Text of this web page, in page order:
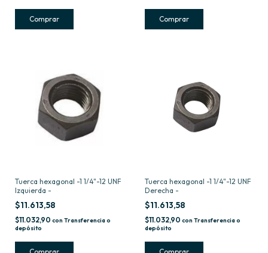
Tuerca hexagonal -1 1/4"-12 UNF
Izquierda -
$11.613,58
$11.032,90 con Transferencia o
depósito
Tuerca hexagonal -1 1/4"-12 UNF
Derecha -
$11.613,58
$11.032,90 con Transferencia o
depósito